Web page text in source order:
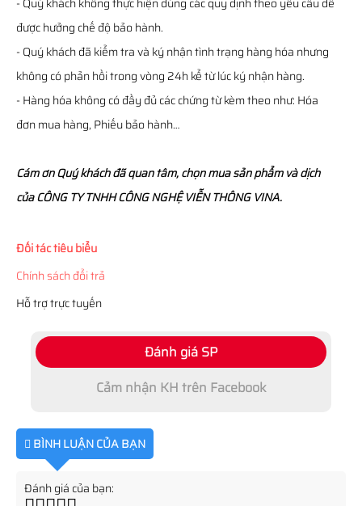
được hưởng chế độ bảo hành.
- Quý khách đã kiểm tra và ký nhận tình trạng hàng hóa nhưng
không có phản hồi trong vòng 24h kể từ lúc ký nhận hàng.
- Hàng hóa không có đầy đủ các chứng từ kèm theo như: Hóa
đơn mua hàng, Phiếu bảo hành…
Cám ơn Quý khách đã quan tâm, chọn mua sản phẩm và dịch
của CÔNG TY TNHH CÔNG NGHỆ VIỄN THÔNG VINA.
Đối tác tiêu biểu
Chính sách đổi trả
Hỗ trợ trực tuyến
Đánh giá SP
Cảm nhận KH trên Facebook
BÌNH LUẬN CỦA BẠN
Đánh giá của bạn: